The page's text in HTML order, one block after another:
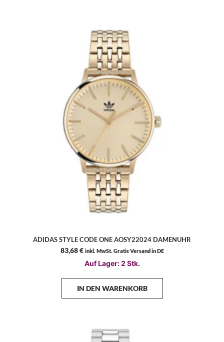
ADIDAS STYLE CODE ONE AOSY22024 DAMENUHR
83,68€ inkl. MwSt. Gratis Versand in DE
Auf Lager: 2 Stk.
IN DEN WARENKORB